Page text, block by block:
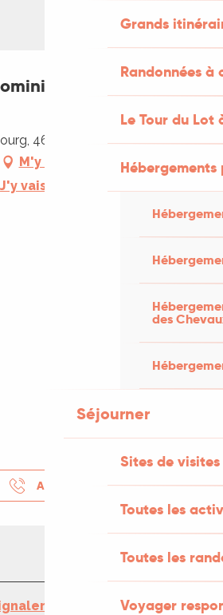
Grands
Randonnées
Le Tour du Lot
des
Séjourner
Sites de visites
Toutes les
Toutes les
Voyager
des Lavoirs à
46090 Aujols
M'y rendre
J'y vais en train !
APPELER
une erreur